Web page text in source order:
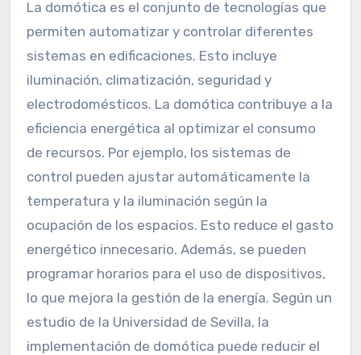
La domótica es el conjunto de tecnologías que
permiten automatizar y controlar diferentes
sistemas en edificaciones. Esto incluye
iluminación, climatización, seguridad y
electrodomésticos. La domótica contribuye a la
eficiencia energética al optimizar el consumo
de recursos. Por ejemplo, los sistemas de
control pueden ajustar automáticamente la
temperatura y la iluminación según la
ocupación de los espacios. Esto reduce el gasto
energético innecesario. Además, se pueden
programar horarios para el uso de dispositivos,
lo que mejora la gestión de la energía. Según un
estudio de la Universidad de Sevilla, la
implementación de domótica puede reducir el